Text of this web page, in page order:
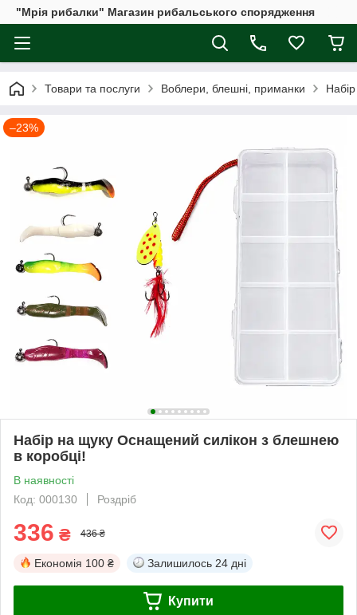
"Мрія рибалки" Магазин рибальського спорядження
Товари та послуги Воблери, блешні, приманки
–23%
Набір на щуку Оснащений силікон з блешнею
в коробці!
В наявності
Код: 000130
Роздріб
336 ₴ 436 ₴
Економія 100 ₴ Залишилось 24 дні
Купити